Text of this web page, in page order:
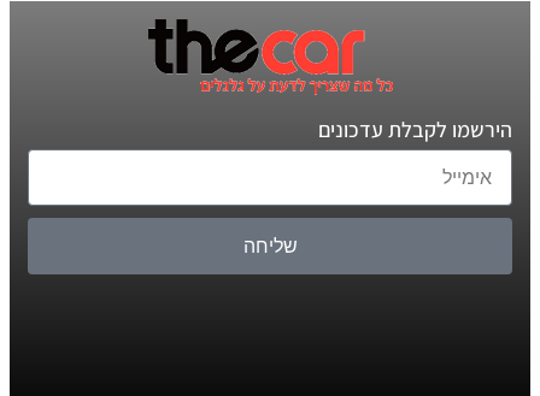
הירשמו לקבלת עדכונים
שליחה